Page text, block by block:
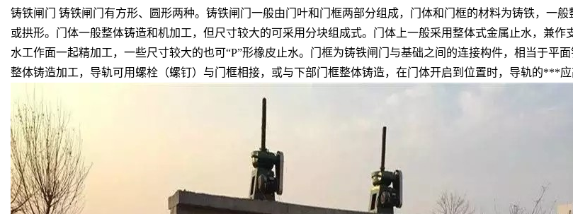
铸铁闸门 铸铁闸门有方形、圆形两种。铸铁闸门一般由门叶和门框两部分组成，门体和门框的材料为铸铁，一
或拱形。门体一般整体铸造和机加工，但尺寸较大的可采用分块组成式。门体上一般采用整体式金属止水，兼
水工作面一起精加工，一些尺寸较大的也可“P”形橡皮止水。门框为铸铁闸门与基础之间的连接构件，相当于平
整体铸造加工，导轨可用螺栓（螺钉）与门框相接，或与下部门框整体铸造，在门体开启到位置时，导轨的***应